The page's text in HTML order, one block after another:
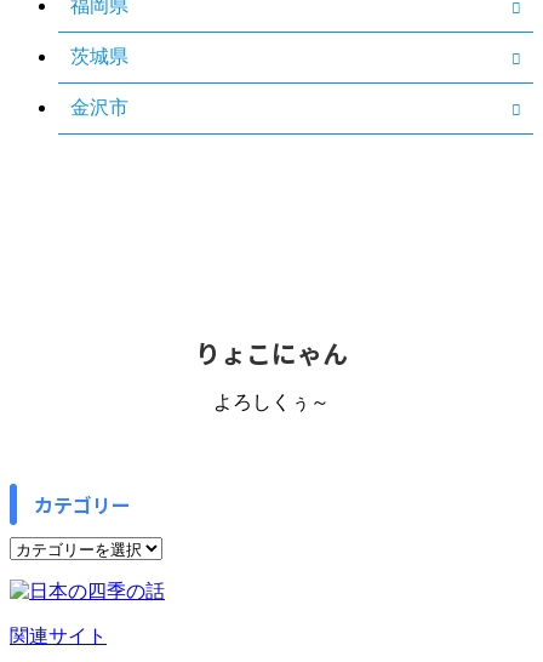
福岡県
茨城県
金沢市
りょこにゃん
よろしくぅ～
カテゴリー
カ
ゴ
リ
ー
関連サイト